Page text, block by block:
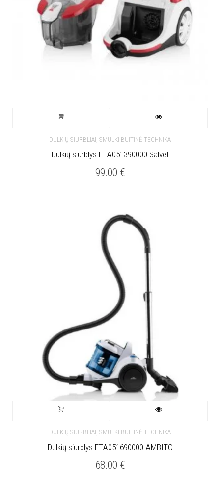
DULKIŲ SIURBLIAI, SMULKI BUITINĖ TECHNIKA
Dulkių siurblys ETA051390000 Salvet
99.00 €
DULKIŲ SIURBLIAI, SMULKI BUITINĖ TECHNIKA
Dulkių siurblys ETA051690000 AMBITO
68.00 €